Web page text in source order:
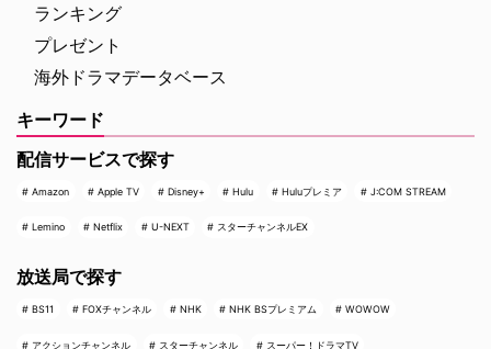
ランキング
プレゼント
海外ドラマデータベース
キーワード
配信サービスで探す
Amazon Apple TV Disney+ Hulu Huluプレミア J:COM STREAM
Lemino Netflix U-NEXT スターチャンネルEX
放送局で探す
BS11 FOXチャンネル NHK NHK BSプレミアム WOWOW
アクションチャンネル スターチャンネル スーパー！ドラマTV